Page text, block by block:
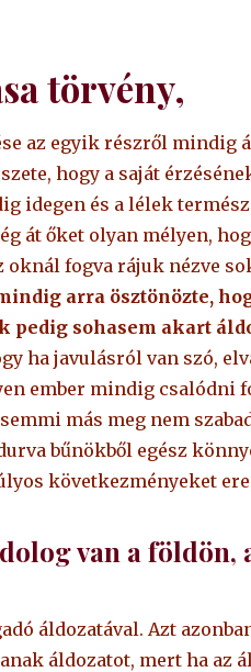
törvény,
az egyik részről mindig
hogy a saját
idegen és a lélek
át őket olyan mélyen,
oknál fogva rájuk nézve
arra ösztönözte,
pedig sohasem akart
ha javulásról van szó,
ember mindig csalódni
más meg nem
bűnökből egész
következményeket
van a
áldozatával. Azt
áldozatot, mert ha az